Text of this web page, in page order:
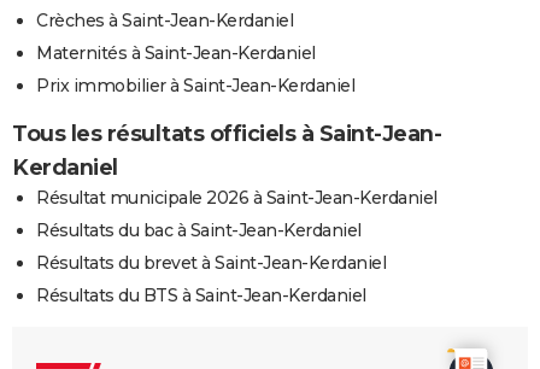
Crèches à Saint-Jean-Kerdaniel
Maternités à Saint-Jean-Kerdaniel
Prix immobilier à Saint-Jean-Kerdaniel
Tous les résultats officiels à Saint-Jean-
Kerdaniel
Résultat municipale 2026 à Saint-Jean-Kerdaniel
Résultats du bac à Saint-Jean-Kerdaniel
Résultats du brevet à Saint-Jean-Kerdaniel
Résultats du BTS à Saint-Jean-Kerdaniel